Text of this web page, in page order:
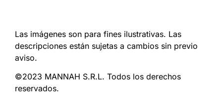
Las imágenes son para fines ilustrativas. Las
descripciones están sujetas a cambios sin previo
aviso.
©2023 MANNAH S.R.L. Todos los derechos
reservados.